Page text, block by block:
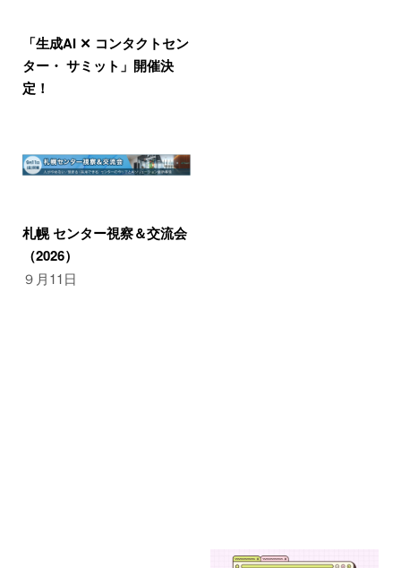
「生成AI ✕ コンタクトセン
ター・ サミット」開催決
定！
札幌 センター視察＆交流会
（2026）
９月11日